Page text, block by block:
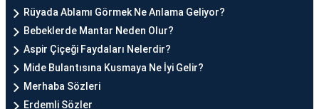
Rüyada Ablamı Görmek Ne Anlama Geliyor?
Bebeklerde Mantar Neden Olur?
Aspir Çiçeği Faydaları Nelerdir?
Mide Bulantısına Kusmaya Ne İyi Gelir?
Merhaba Sözleri
Erdemli Sözler